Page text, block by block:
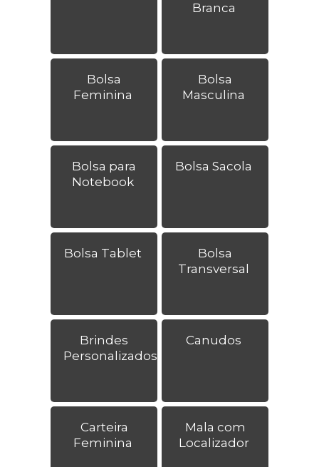
Branca
Bolsa
Feminina
Bolsa
Masculina
Bolsa para
Notebook
Bolsa Sacola
Bolsa Tablet
Bolsa
Transversal
Brindes
Personalizados
Canudos
Carteira
Feminina
Mala com
Localizador